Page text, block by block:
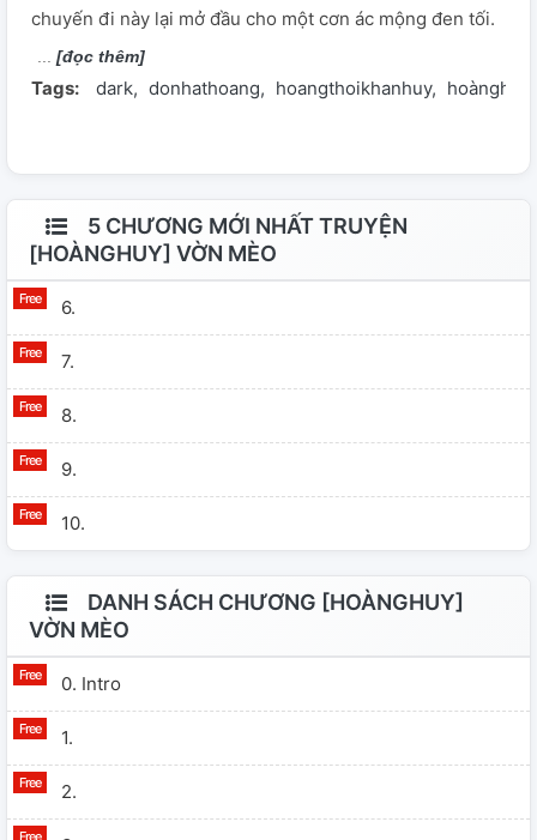
chuyến đi này lại mở đầu cho một cơn ác mộng đen tối.
[đọc thêm]
Tags: dark donhathoang hoangthoikhanhuy hoànghuy
5 CHƯƠNG MỚI NHẤT TRUYỆN
[HOÀNGHUY] VỜN MÈO
6.
7.
8.
9.
10.
DANH SÁCH CHƯƠNG [HOÀNGHUY]
VỜN MÈO
0. Intro
1.
2.